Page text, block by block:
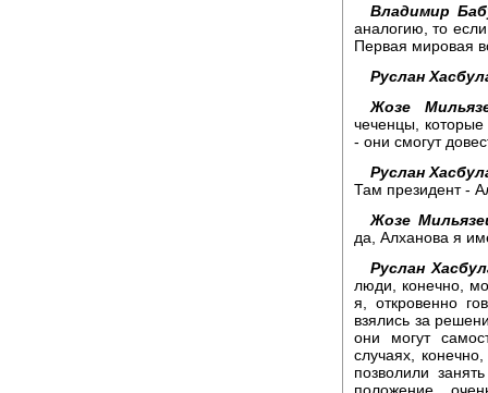
Владимир
аналогию, то
Первая мировая
Руслан
Жозе
чеченцы,
- они смогут
Руслан
Там президент -
Жозе
да, Алханова я
Руслан
люди, конечно,
я, откровенно
взялись за
они могут
случаях,
позволили
положение